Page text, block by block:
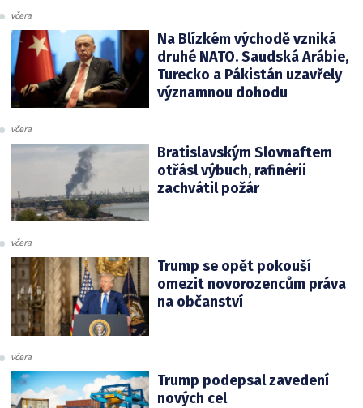
včera
Na Blízkém východě vzniká
druhé NATO. Saudská Arábie,
Turecko a Pákistán uzavřely
významnou dohodu
včera
Bratislavským Slovnaftem
otřásl výbuch, rafinérii
zachvátil požár
včera
Trump se opět pokouší
omezit novorozencům práva
na občanství
včera
Trump podepsal zavedení
nových cel